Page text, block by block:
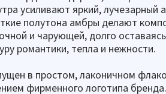
усиливают яркий, лучезарный
полутона амбры делают
и чарующей, долго
романтики, тепла и нежности.
в простом, лаконичном
фирменного логотипа бренда.